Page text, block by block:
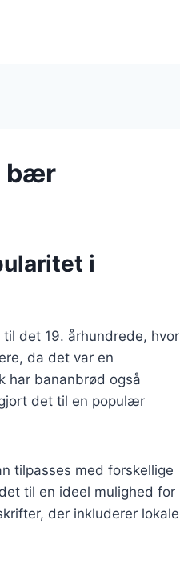
bær
i
det 19. århundrede, hvor
da det var en
har bananbrød også
det til en populær
tilpasses med forskellige
til en ideel mulighed for
der inkluderer lokale